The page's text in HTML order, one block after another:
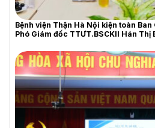
Bệnh viện Thận Hà Nội kiện toàn
Phó Giám đốc TTƯT.BSCKII Hán Thị